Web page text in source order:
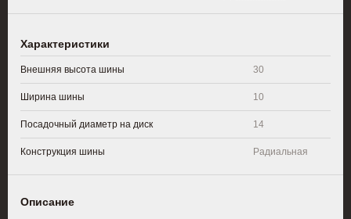
Характеристики
Внешняя высота шины 30
Ширина шины 10
Посадочный диаметр на диск 14
Конструкция шины Радиальная
Описание